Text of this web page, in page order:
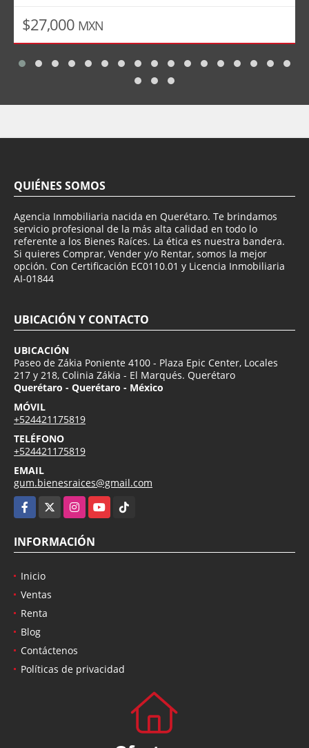
$27,000 MXN
QUIÉNES SOMOS
Agencia Inmobiliaria nacida en Querétaro. Te brindamos
servicio profesional de la más alta calidad en todo lo
referente a los Bienes Raíces. La ética es nuestra bandera.
Si quieres Comprar, Vender y/o Rentar, somos la mejor
opción. Con Certificación EC0110.01 y Licencia Inmobiliaria
AI-01844
UBICACIÓN Y CONTACTO
UBICACIÓN
Paseo de Zákia Poniente 4100 - Plaza Epic Center, Locales
217 y 218, Colinia Zákia - El Marqués. Querétaro
Querétaro - Querétaro - México
MÓVIL
+524421175819
TELÉFONO
+524421175819
EMAIL
gum.bienesraices@gmail.com
Facebook
InstagramYouTubeTikTok
INFORMACIÓN
Inicio
Ventas
Renta
Blog
Contáctenos
Políticas de privacidad